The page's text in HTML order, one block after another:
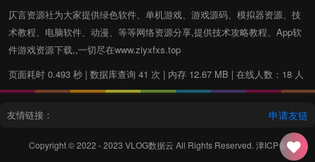
仄言资源社为大家提供绿色软件、单机游戏、游戏源码、模拟器资源、技
术教程、电脑软件、动漫、等等网络资源分享,提供技术攻略教程、App软
件游戏资源下载,,一切尽在www.ziyxfxs.top
页面耗时 0.493 秒 | 数据库查询 41 次 | 内存 12.67 MB | 在线人数：18 人
友情链接： 申请友链
Copyright © 2022 - 2023 VLOG数据云 All Rights Reserved. 津ICP备